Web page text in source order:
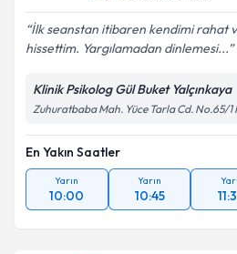
İlk seanstan itibaren kendimi rahat
hissettim. Yargılamadan dinlemesi...
Klinik Psikolog Gül Buket Yalçınkaya
Zuhuratbaba Mah. Yüce Tarla Cd. No.65/1
En Yakın Saatler
Yarın
10:00
Yarın
10:45